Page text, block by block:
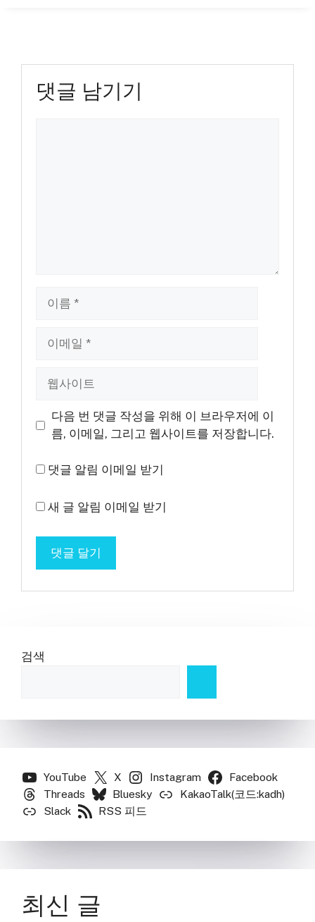
댓글 남기기
트
다음 번 댓글 작성을 위해 이 브라우저에 이
름, 이메일, 그리고 웹사이트를 저장합니다.
댓글 알림 이메일 받기
새 글 알림 이메일 받기
검색
YouTube X Instagram
Facebook
Threads
Bluesky
KakaoTalk(코드:kadh)
Slack
RSS 피드
최신 글